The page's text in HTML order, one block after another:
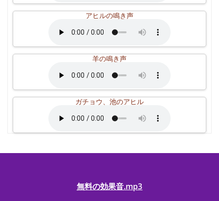
アヒルの鳴き声
羊の鳴き声
ガチョウ、池のアヒル
無料の効果音.mp3